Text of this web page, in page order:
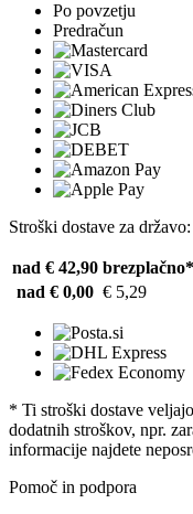
Po povzetju
Predračun
Stroški dostave za
nad € 42,90 brezplačno*
nad € 0,00 € 5,29
* Ti stroški dostave
dodatnih stroškov, npr.
informacije najdete
Pomoč in podpora